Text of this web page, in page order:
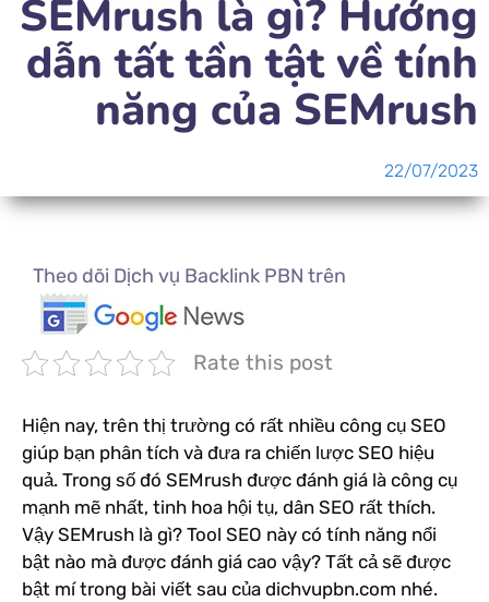
SEMrush là gì? Hướng
dẫn tất tần tật về tính
năng của SEMrush
22/07/2023
Theo dõi Dịch vụ Backlink PBN trên
Rate this post
Hiện nay, trên thị trường có rất nhiều công cụ SEO
giúp bạn phân tích và đưa ra chiến lược SEO hiệu
quả. Trong số đó SEMrush được đánh giá là công cụ
mạnh mẽ nhất, tinh hoa hội tụ, dân SEO rất thích.
Vậy SEMrush là gì? Tool SEO này có tính năng nổi
bật nào mà được đánh giá cao vậy? Tất cả sẽ được
bật mí trong bài viết sau của dichvupbn.com nhé.